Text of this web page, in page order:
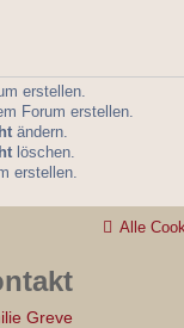
erstellen.
Forum erstellen.
ändern.
löschen.
erstellen.
Alle
Greve